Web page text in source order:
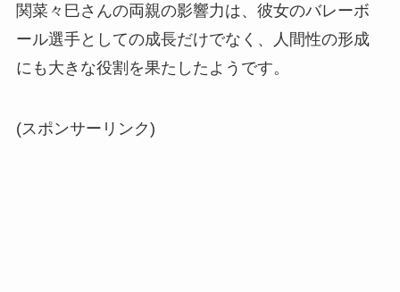
関菜々巳さんの両親の影響力は、彼女のバレーボ
ール選手としての成長だけでなく、人間性の形成
にも大きな役割を果たしたようです。
(スポンサーリンク)